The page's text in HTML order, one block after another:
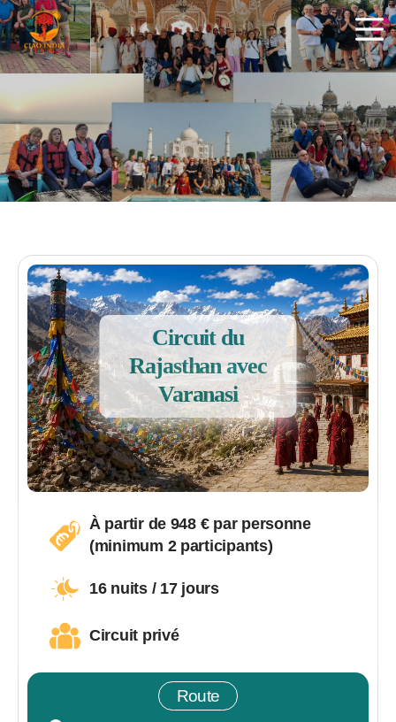
ciaoindiatours
Circuit du
Rajasthan avec
Varanasi
À partir de 948 € par personne
(minimum 2 participants)
16 nuits / 17 jours
Circuit privé
Route